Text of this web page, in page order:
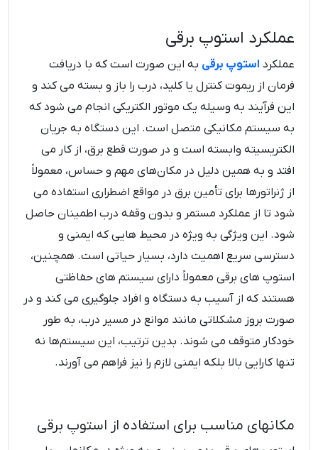
عملکرد استوپ برقی
عملکرد استوپ برقی به این صورت است که با دریافت
فرمان از ریموت کنترل یا کلید، درب را باز و بسته می ‌کند و
این فرآیند به وسیله یک موتور الکتریکی انجام می ‌شود که
به سیستم مکانیکی متصل است. این دستگاه به جریان
الکتریسیته وابسته است و در صورت قطع برق، از کار می
‌افتد و به همین دلیل در مکان‌های مهم و حساس، معمولاً
از ژنراتورها برای تأمین برق در مواقع اضطراری استفاده می‌
شود تا از عملکرد مستمر و بدون وقفه درب اطمینان حاصل
شود. این ویژگی به ویژه در محیط‌ هایی که ایمنی و
دسترسی سریع اهمیت دارد، بسیار حیاتی است. همچنین،
استوپ‌ های برقی معمولاً دارای سیستم‌ های حفاظتی
هستند که از آسیب به دستگاه و افراد جلوگیری می‌ کند و در
صورت بروز مشکلاتی مانند موانع در مسیر درب، به طور
خودکار متوقف می ‌شوند. بدین ترتیب، این سیستم‌ها نه
تنها کارایی بالا بلکه ایمنی لازم را نیز فراهم می ‌آورند.
مکانهای مناسب برای استفاده از استوپ برقی